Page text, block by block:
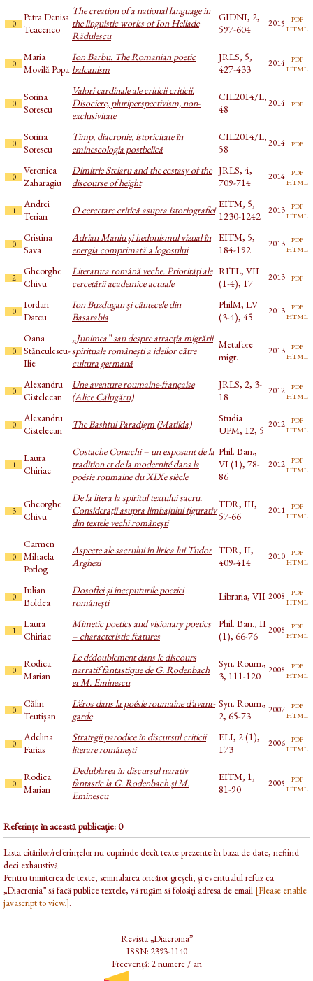
0
Petra Denisa
Tcacenco
The creation of a national language in
the linguistic works of Ion Heliade
Rădulescu
GIDNI, 2,
597-604
2015 pdf
html
0
Maria
Movilă Popa
Ion Barbu. The Romanian poetic
balcanism
JRLS, 5,
427-433
2014 pdf
html
0
Sorina
Sorescu
Valori cardinale ale criticii criticii.
Disociere, pluriperspectivism, non-
exclusivitate
CIL2014/L,
48
2014 pdf
0
Sorina
Sorescu
Timp, diacronie, istoricitate în
eminescologia postbelică
CIL2014/L,
58
2014 pdf
0
Veronica
Zaharagiu
Dimitrie Stelaru and the ecstasy of the
discourse of height
JRLS, 4,
709-714
2014 pdf
html
1
Andrei
Terian
O cercetare critică asupra istoriografiei EITM, 5,
1230-1242
2013 pdf
html
0
Cristina
Sava
Adrian Maniu şi hedonismul vizual în
energia comprimată a logosului
EITM, 5,
184-192
2013 pdf
html
2
Gheorghe
Chivu
Literatura română veche. Priorităţi ale
cercetării academice actuale
RITL, VII
(1-4), 17
2013 pdf
0
Iordan
Datcu
Ion Buzdugan şi cântecele din
Basarabia
PhilM, LV
(3-4), 45
2013 pdf
html
0
Oana
Stănculescu-
Ilie
„Junimea” sau despre atracţia migrării
spirituale româneşti a ideilor către
cultura germană
Metafore
migr.
2013 pdf
html
0
Alexandru
Cistelecan
Une aventure roumaine-française
(Alice Călugăru)
JRLS, 2, 3-
18
2012 pdf
html
0
Alexandru
Cistelecan
The Bashful Paradigm (Matilda)
Studia
UPM, 12, 5 2012 pdf
html
1
Laura
Chiriac
Costache Conachi – un exposant de la
tradition et de la modernité dans la
poésie roumaine du XIXe siècle
Phil. Ban.,
VI (1), 78-
86
2012 pdf
html
3
Gheorghe
Chivu
De la litera la spiritul textului sacru.
Consideraţii asupra limbajului figurativ
din textele vechi româneşti
TDR, III,
57-66
2011 pdf
html
0
Carmen
Mihaela
Potlog
Aspecte ale sacrului în lirica lui Tudor
Arghezi
TDR, II,
409-414
2010 pdf
html
0
Iulian
Boldea
Dosoftei şi începuturile poeziei
româneşti
Libraria, VII 2008 pdf
html
1
Laura
Chiriac
Mimetic poetics and visionary poetics
– characteristic features
Phil. Ban., II
(1), 66-76
2008 pdf
html
0
Rodica
Marian
Le dédoublement dans le discours
narratif fantastique de G. Rodenbach
et M. Eminescu
Syn. Roum.,
3, 111-120
2008 pdf
html
0
Călin
Teutişan
L’éros dans la poésie roumaine d’avant-
garde
Syn. Roum.,
2, 65-73
2007 pdf
html
0
Adelina
Farias
Strategii parodice în discursul criticii
literare româneşti
ELI, 2 (1),
173
2006 pdf
html
0
Rodica
Marian
Dedublarea în discursul narativ
fantastic la G. Rodenbach și M.
Eminescu
EITM, 1,
81-90
2005 pdf
html
Referințe în această publicație: 0
Lista citărilor/referințelor nu cuprinde decît texte prezente în baza de date, nefiind
deci exhaustivă.
Pentru trimiterea de texte, semnalarea oricăror greșeli, și eventualul refuz ca
„Diacronia” să facă publice textele, vă rugăm să folosiți adresa de email [Please enable
javascript to view.].
Revista „Diacronia”
ISSN: 2393-1140
Frecvență: 2 numere / an